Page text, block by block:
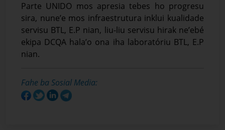
Parte UNIDO mos apresia tebes ho progresu
sira, nune’e mos infraestrutura inklui kualidade
servisu BTL, E.P nian, liu-liu servisu hirak ne’ebé
ekipa DCQA hala’o ona iha laboratóriu BTL, E.P
nian.
Fahe ba Sosial Media: